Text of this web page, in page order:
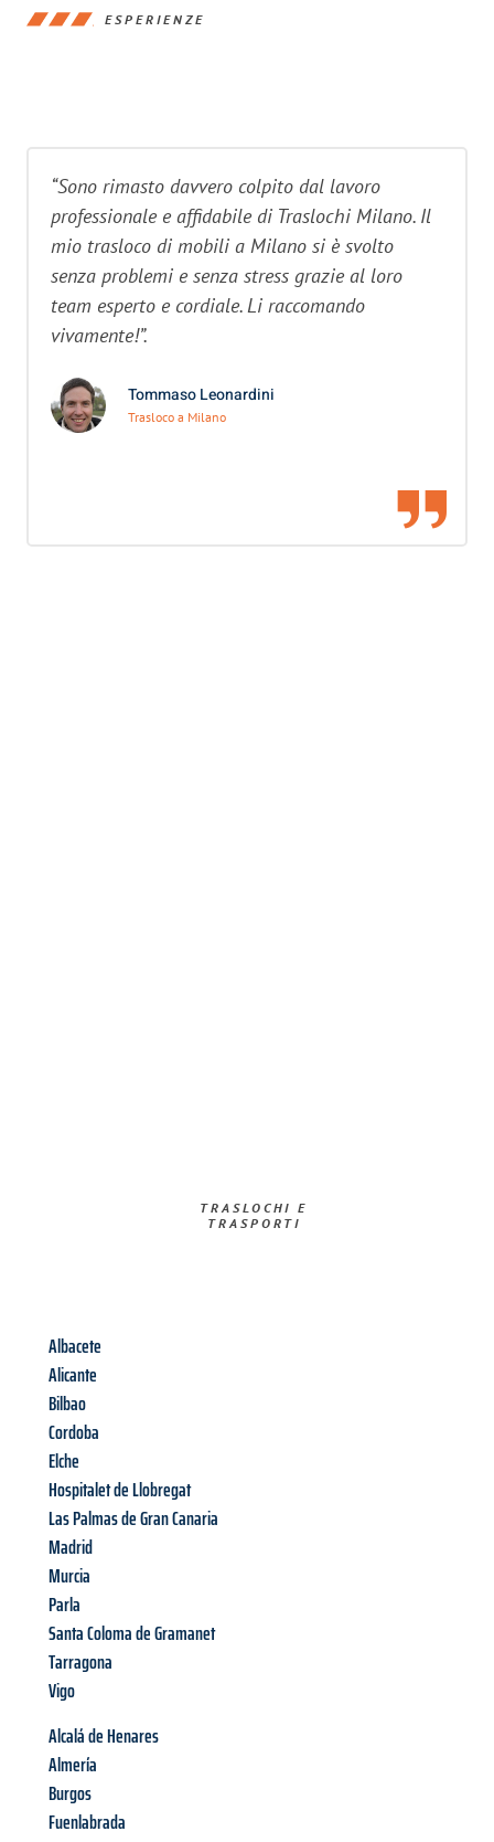
ESPERIENZE
“Sono rimasto davvero colpito dal lavoro
professionale e affidabile di Traslochi Milano. Il
mio trasloco di mobili a Milano si è svolto
senza problemi e senza stress grazie al loro
team esperto e cordiale. Li raccomando
vivamente!”.
Tommaso Leonardini
Trasloco a Milano
TRASLOCHI E
TRASPORTI​
Albacete
Alicante
Bilbao
Cordoba
Elche
Hospitalet de Llobregat
Las Palmas de Gran Canaria
Madrid
Murcia
Parla
Santa Coloma de Gramanet
Tarragona
Vigo
Alcalá de Henares
Almería
Burgos
Fuenlabrada